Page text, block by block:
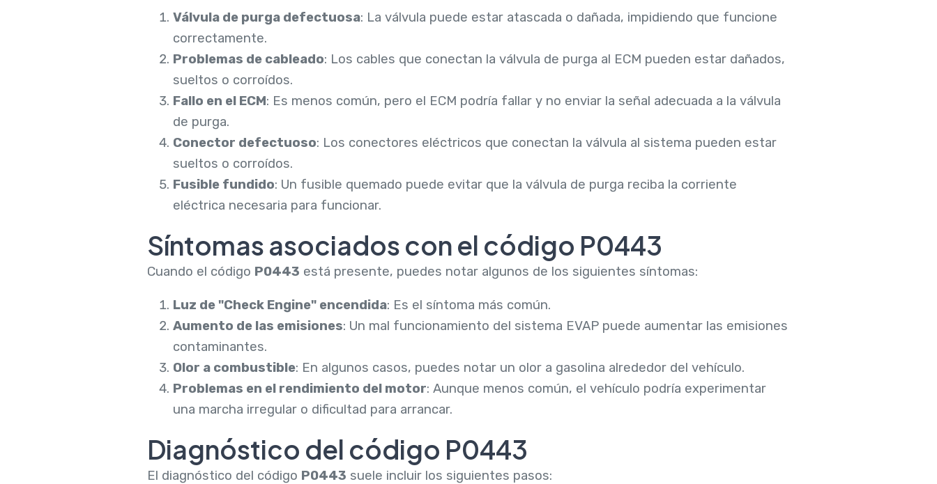
Válvula de purga defectuosa: La válvula puede estar atascada o dañada, impidiendo que funcione
correctamente.
Problemas de cableado: Los cables que conectan la válvula de purga al ECM pueden estar dañados,
sueltos o corroídos.
Fallo en el ECM: Es menos común, pero el ECM podría fallar y no enviar la señal adecuada a la válvula
de purga.
Conector defectuoso: Los conectores eléctricos que conectan la válvula al sistema pueden estar
sueltos o corroídos.
Fusible fundido: Un fusible quemado puede evitar que la válvula de purga reciba la corriente
eléctrica necesaria para funcionar.
Síntomas asociados con el código P0443
Cuando el código P0443 está presente, puedes notar algunos de los siguientes síntomas:
Luz de "Check Engine" encendida: Es el síntoma más común.
Aumento de las emisiones: Un mal funcionamiento del sistema EVAP puede aumentar las emisiones
contaminantes.
Olor a combustible: En algunos casos, puedes notar un olor a gasolina alrededor del vehículo.
Problemas en el rendimiento del motor: Aunque menos común, el vehículo podría experimentar
una marcha irregular o dificultad para arrancar.
Diagnóstico del código P0443
El diagnóstico del código P0443 suele incluir los siguientes pasos: